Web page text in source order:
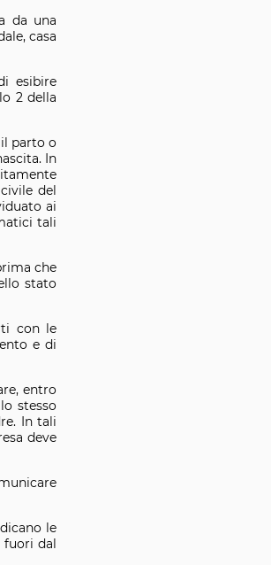
da una
casa
esibire
2 della
parto o
In
del
ai
tali
che
stato
con le
e di
entro
stesso
In tali
deve
le
fuori dal